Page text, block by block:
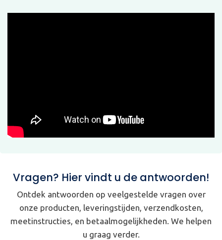
Vragen? Hier vindt u de antwoorden!
Ontdek antwoorden op veelgestelde vragen over
onze producten, leveringstijden, verzendkosten,
meetinstructies, en betaalmogelijkheden. We helpen
u graag verder.